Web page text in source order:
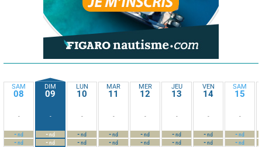
SAM
08
-
-nd
-nd
DIM
09
-
-nd
-nd
LUN
10
-
-nd
-nd
MAR
11
-
-nd
-nd
MER
12
-
-nd
-nd
JEU
13
-
-nd
-nd
VEN
14
-
-nd
-nd
SAM
15
-
-nd
-nd